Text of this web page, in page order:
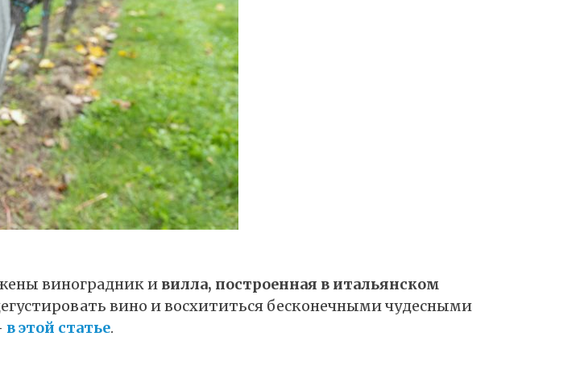
виноградник и вилла, построенная в итальянском
вино и восхититься бесконечными чудесными
в этой статье.